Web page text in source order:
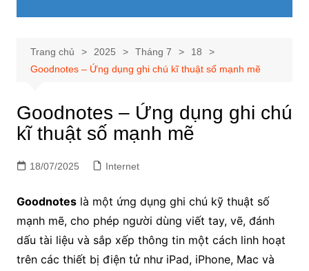
Trang chủ 2025 Tháng 7
18
Goodnotes – Ứng dụng ghi chú kĩ thuật số mạnh mẽ
Goodnotes – Ứng dụng ghi chú
kĩ thuật số mạnh mẽ
18/07/2025 Internet
Goodnoteslà một ứng dụng ghi chú kỹ thuật số
mạnh mẽ, cho phép người dùng viết tay, vẽ, đánh
dấu tài liệu và sắp xếp thông tin một cách linh hoạt
trên các thiết bị điện tử như iPad, iPhone, Mac và